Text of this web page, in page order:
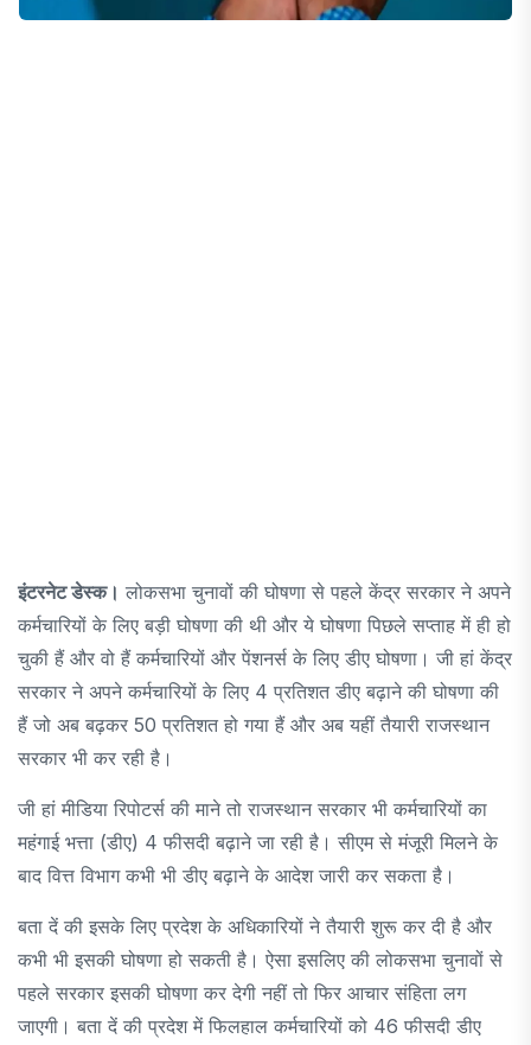
इंटरनेट डेस्क। लोकसभा चुनावों की घोषणा से पहले केंद्र सरकार ने अपने
कर्मचारियों के लिए बड़ी घोषणा की थी और ये घोषणा पिछले सप्ताह में ही हो
चुकी हैं और वो हैं कर्मचारियों और पेंशनर्स के लिए डीए घोषणा। जी हां केंद्र
सरकार ने अपने कर्मचारियों के लिए 4 प्रतिशत डीए बढ़ाने की घोषणा की
हैं जो अब बढ़कर 50 प्रतिशत हो गया हैं और अब यहीं तैयारी राजस्थान
सरकार भी कर रही है।
जी हां मीडिया रिपोटर्स की माने तो राजस्थान सरकार भी कर्मचारियों का
महंगाई भत्ता (डीए) 4 फीसदी बढ़ाने जा रही है। सीएम से मंजूरी मिलने के
बाद वित्त विभाग कभी भी डीए बढ़ाने के आदेश जारी कर सकता है।
बता दें की इसके लिए प्रदेश के अधिकारियों ने तैयारी शुरू कर दी है और
कभी भी इसकी घोषणा हो सकती है। ऐसा इसलिए की लोकसभा चुनावों से
पहले सरकार इसकी घोषणा कर देगी नहीं तो फिर आचार संहिता लग
जाएगी। बता दें की प्रदेश में फिलहाल कर्मचारियों को 46 फीसदी डीए